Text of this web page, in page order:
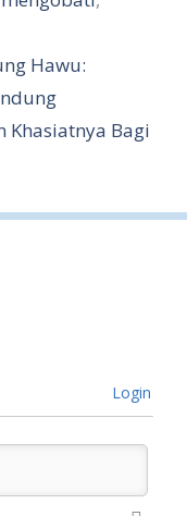
e
Hawu:
Khasiatnya Bagi
Login